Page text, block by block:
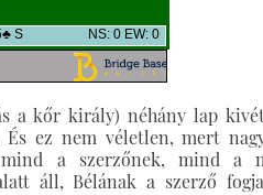
a kőr király) néhány lap
ez nem véletlen, mert
a szerzőnek, mind a
áll, Bélának a szerző